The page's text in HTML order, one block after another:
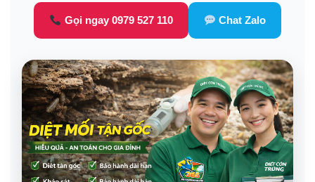
Gọi ngay 0979 527 110 Chat Zalo